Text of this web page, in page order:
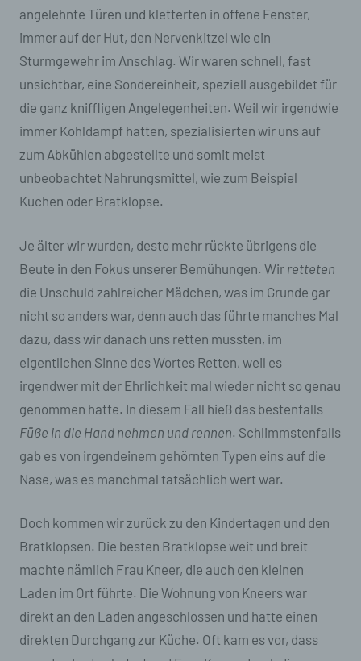
angelehnte Türen und kletterten in offene Fenster,
immer auf der Hut, den Nervenkitzel wie ein
Sturmgewehr im Anschlag. Wir waren schnell, fast
unsichtbar, eine Sondereinheit, speziell ausgebildet für
die ganz kniffligen Angelegenheiten. Weil wir irgendwie
immer Kohldampf hatten, spezialisierten wir uns auf
zum Abkühlen abgestellte und somit meist
unbeobachtet Nahrungsmittel, wie zum Beispiel
Kuchen oder Bratklopse.
Je älter wir wurden, desto mehr rückte übrigens die
Beute in den Fokus unserer Bemühungen. Wir retteten
die Unschuld zahlreicher Mädchen, was im Grunde gar
nicht so anders war, denn auch das führte manches Mal
dazu, dass wir danach uns retten mussten, im
eigentlichen Sinne des Wortes Retten, weil es
irgendwer mit der Ehrlichkeit mal wieder nicht so genau
genommen hatte. In diesem Fall hieß das bestenfalls
Füße in die Hand nehmen und rennen. Schlimmstenfalls
gab es von irgendeinem gehörnten Typen eins auf die
Nase, was es manchmal tatsächlich wert war.
Doch kommen wir zurück zu den Kindertagen und den
Bratklopsen. Die besten Bratklopse weit und breit
machte nämlich Frau Kneer, die auch den kleinen
Laden im Ort führte. Die Wohnung von Kneers war
direkt an den Laden angeschlossen und hatte einen
direkten Durchgang zur Küche. Oft kam es vor, dass